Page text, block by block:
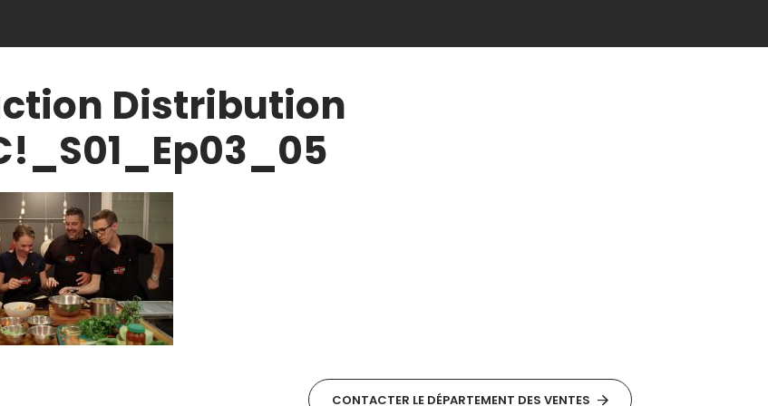
Distribution
CONTACTER LE DÉPARTEMENT DES VENTES